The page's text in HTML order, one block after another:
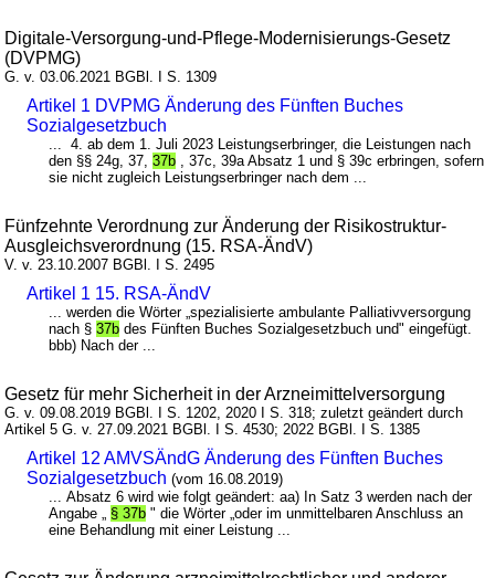
Digitale-Versorgung-und-Pflege-Modernisierungs-Gesetz
(DVPMG)
G. v. 03.06.2021 BGBl. I S. 1309
Artikel 1 DVPMG Änderung des Fünften Buches
Sozialgesetzbuch
... 4. ab dem 1. Juli 2023 Leistungserbringer, die Leistungen nach
den §§ 24g, 37,37b , 37c, 39a Absatz 1 und § 39c erbringen, sofern
sie nicht zugleich Leistungserbringer nach dem ...
Fünfzehnte Verordnung zur Änderung der Risikostruktur-
Ausgleichsverordnung (15. RSA-ÄndV)
V. v. 23.10.2007 BGBl. I S. 2495
Artikel 1 15. RSA-ÄndV
... werden die Wörter „spezialisierte ambulante Palliativversorgung
nach §37b des Fünften Buches Sozialgesetzbuch und" eingefügt.
bbb) Nach der ...
Gesetz für mehr Sicherheit in der Arzneimittelversorgung
G. v. 09.08.2019 BGBl. I S. 1202, 2020 I S. 318; zuletzt geändert durch
Artikel 5 G. v. 27.09.2021 BGBl. I S. 4530; 2022 BGBl. I S. 1385
Artikel 12 AMVSÄndG Änderung des Fünften Buches
Sozialgesetzbuch (vom 16.08.2019)
... Absatz 6 wird wie folgt geändert: aa) In Satz 3 werden nach der
Angabe „ § 37b " die Wörter „oder im unmittelbaren Anschluss an
eine Behandlung mit einer Leistung ...